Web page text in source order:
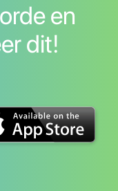
en
dit!